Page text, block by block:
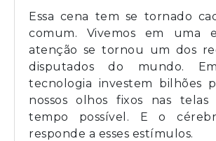
Essa cena tem se tornado
comum. Vivemos em uma
atenção se tornou um dos
disputados do mundo.
tecnologia investem bilhões
nossos olhos fixos nas
tempo possível. E o
responde a esses estímulos.